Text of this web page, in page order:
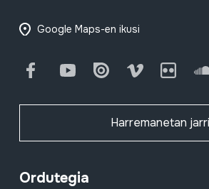
Google Maps-en ikusi
FacebookYoutube Issuu Vimeo Flickr
Harremanetan jarri
Ordutegia